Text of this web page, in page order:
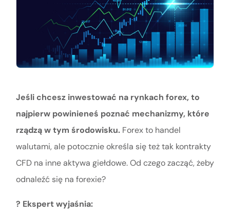
Jeśli chcesz inwestować na rynkach forex, to
najpierw powinieneś poznać mechanizmy, które
rządzą w tym środowisku.Forex to handel
walutami, ale potocznie określa się też tak kontrakty
CFD na inne aktywa giełdowe. Od czego zacząć, żeby
odnaleźć się na forexie?
?️ Ekspert wyjaśnia: